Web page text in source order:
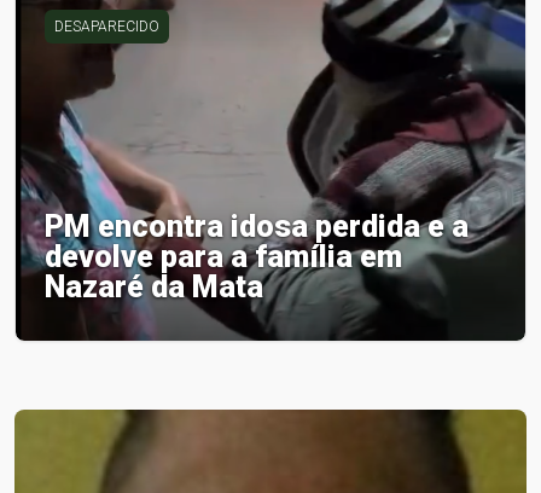
DESAPARECIDO
PM encontra idosa perdida e a
devolve para a família em
Nazaré da Mata